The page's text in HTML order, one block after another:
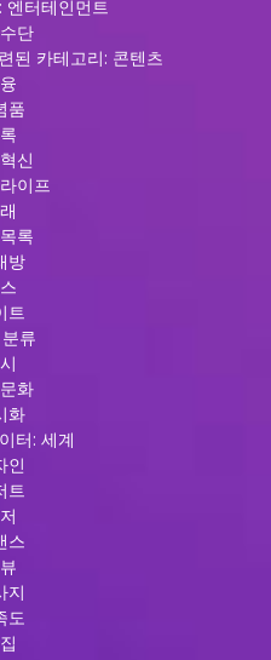
엔터테인먼트
단
된 카테고리: 콘텐츠
품
신
이프
록
방
트
류
화
화
터: 세계
인
트
스
지
도